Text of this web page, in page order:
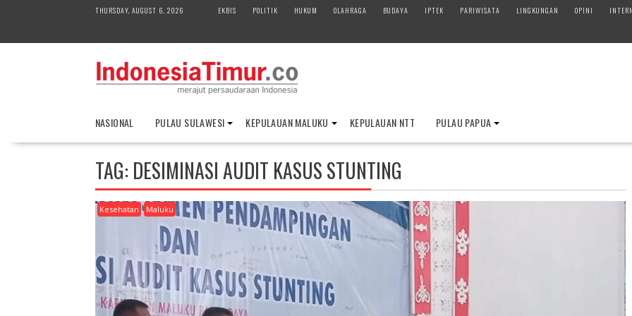
THURSDAY, AUGUST 6, 2026 EKBIS POLITIK HUKUM OLAHRAGA BUDAYA IPTEK PARIWISATA LINGKUNGAN OPINI
NASIONAL PULAU SULAWESI KEPULAUAN MALUKU KEPULAUAN NTT PULAU PAPUA
TAG: DESIMINASI AUDIT KASUS STUNTING
Kesehatan Maluku